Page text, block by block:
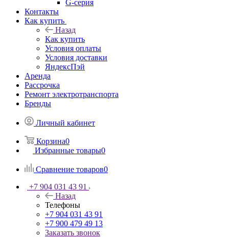
G-серия
Контакты
Как купить
Назад
Как купить
Условия оплаты
Условия доставки
ЯндексПэй
Аренда
Рассрочка
Ремонт электротранспорта
Бренды
Личный кабинет
Корзина0
Избранные товары0
Сравнение товаров0
+7 904 031 43 91
Назад
Телефоны
+7 904 031 43 91
+7 900 479 49 13
Заказать звонок